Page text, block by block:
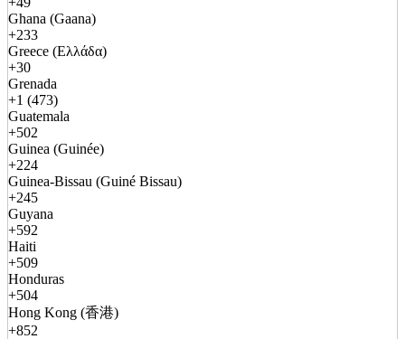
Ghana (Gaana)
+233
Greece (Ελλάδα)
+30
Grenada
+1 (473)
Guatemala
+502
Guinea (Guinée)
+224
Guinea-Bissau (Guiné Bissau)
+245
Guyana
+592
Haiti
+509
Honduras
+504
Hong Kong (香港)
+852